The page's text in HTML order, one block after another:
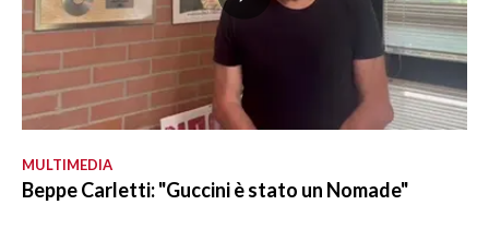
MULTIMEDIA
Beppe Carletti: "Guccini è stato un Nomade"